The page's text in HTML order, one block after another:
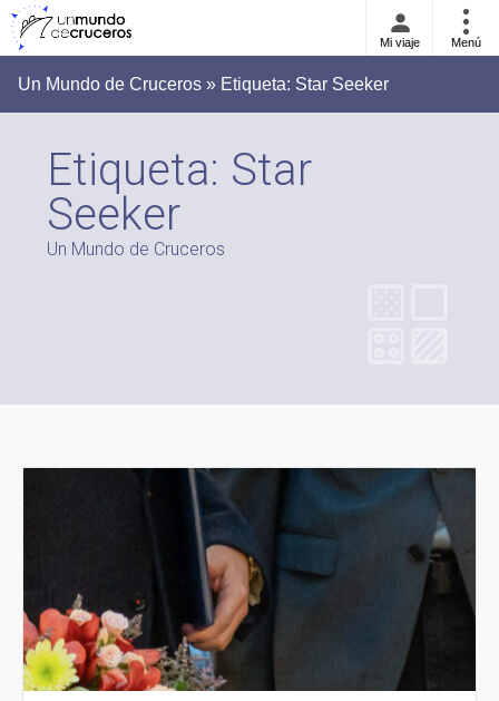
Mi viaje Menú
Un Mundo de Cruceros » Etiqueta: Star Seeker
Etiqueta: Star
Seeker
Un Mundo de Cruceros